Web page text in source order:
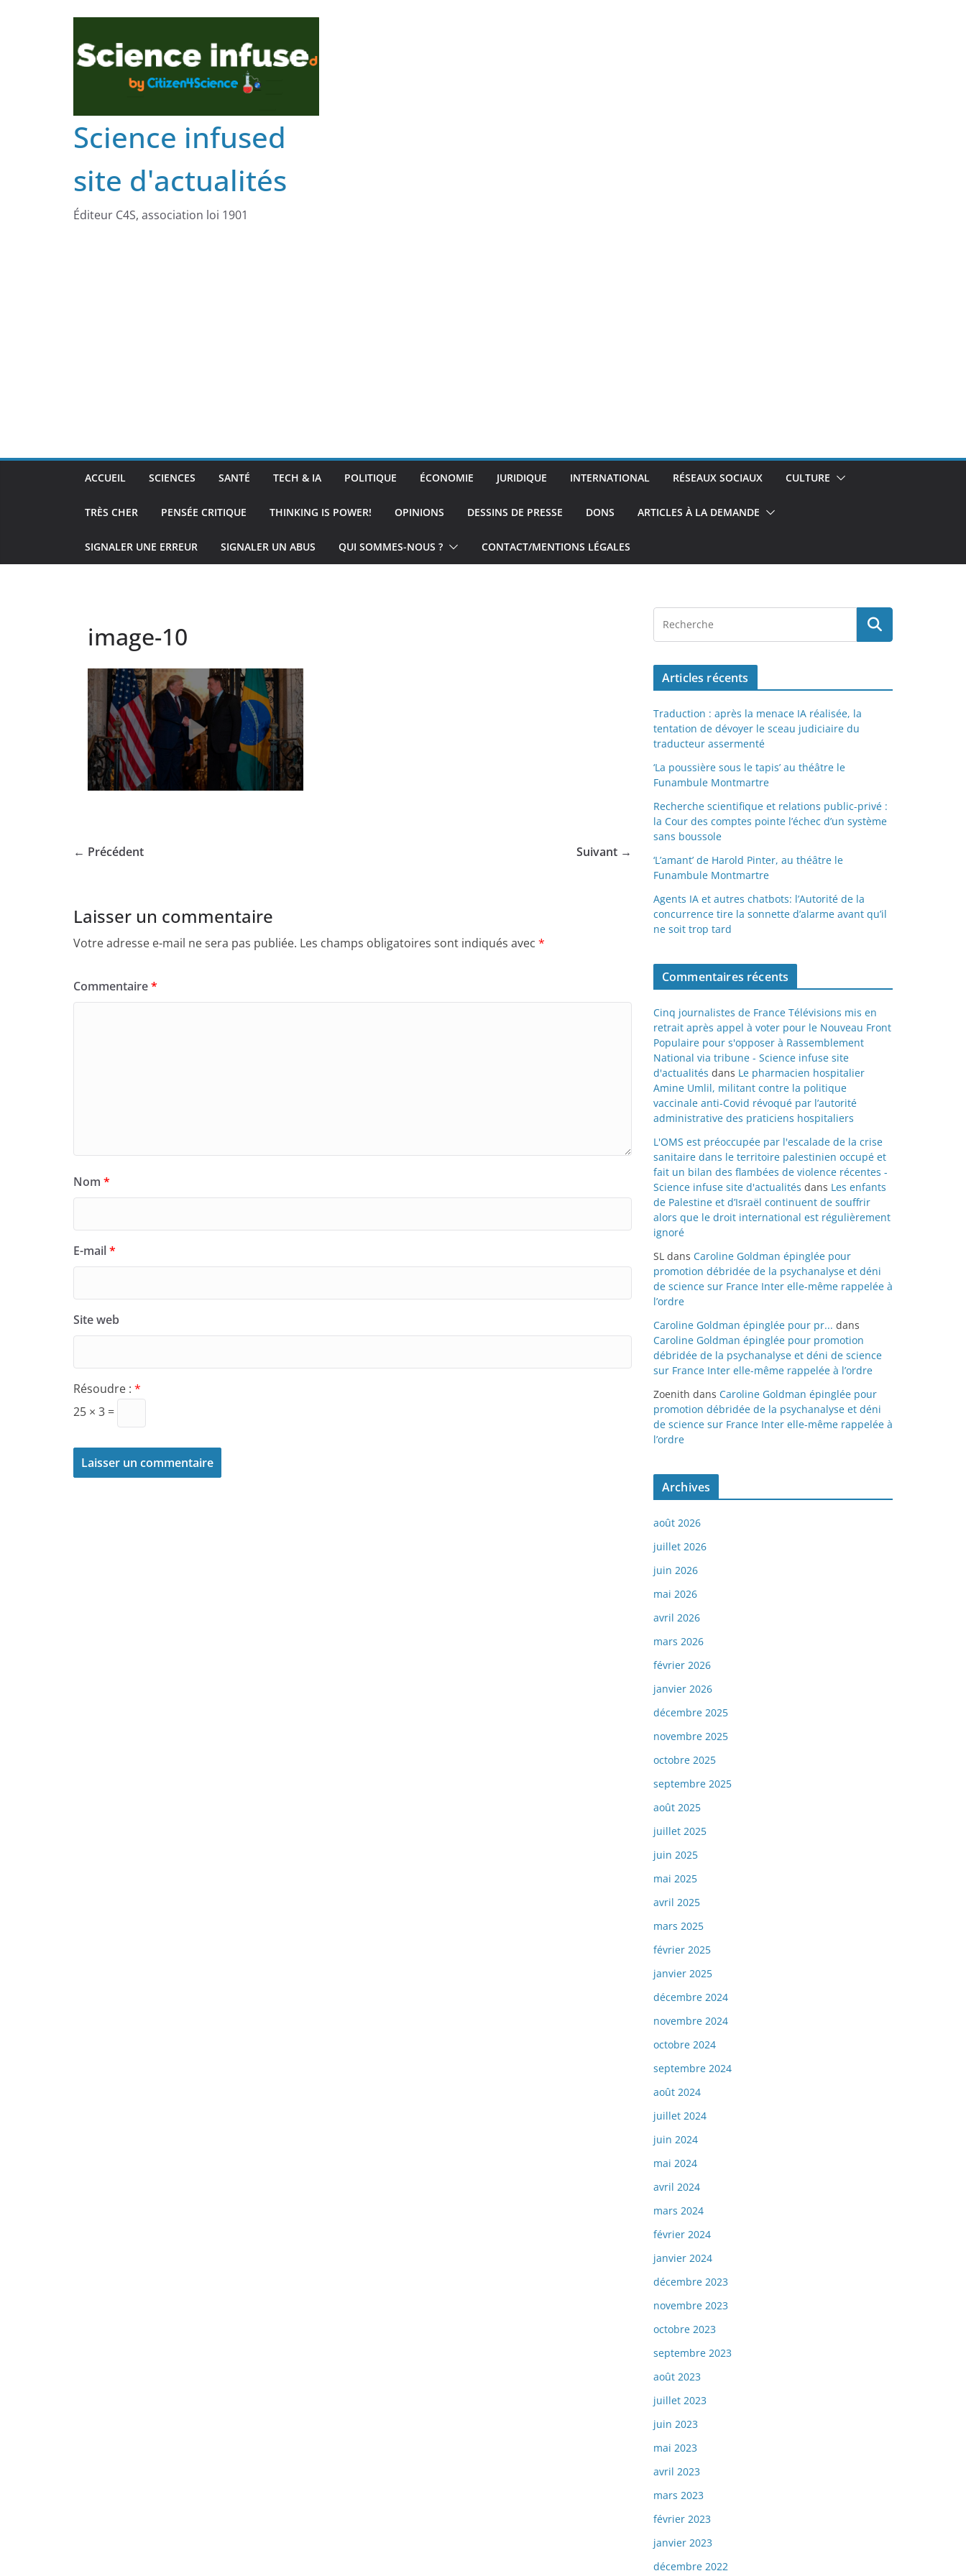
Science infused
site d'actualités
Éditeur C4S, association loi 1901
ACCUEIL SCIENCES SANTÉ TECH & IA POLITIQUE ÉCONOMIE JURIDIQUE INTERNATIONAL RÉSEAUX SOCIAUX CULTURE
TRÈS CHER PENSÉE CRITIQUE THINKING IS POWER! OPINIONS DESSINS DE PRESSE DONS ARTICLES À LA DEMANDE
SIGNALER UNE ERREUR SIGNALER UN ABUS QUI SOMMES-NOUS ? CONTACT/MENTIONS LÉGALES
image-10
← Précédent Suivant →
Laisser un commentaire
Votre adresse e-mail ne sera pas publiée. Les champs obligatoires sont indiqués avec *
Commentaire*
Nom *
E-mail*
Site web
Résoudre : *
25 × 3 =
Articles récents
Traduction : après la menace IA réalisée, la
tentation de dévoyer le sceau judiciaire du
traducteur assermenté
‘La poussière sous le tapis’ au théâtre le
Funambule Montmartre
Recherche scientifique et relations public-privé :
la Cour des comptes pointe l’échec d’un système
sans boussole
‘L’amant’ de Harold Pinter, au théâtre le
Funambule Montmartre
Agents IA et autres chatbots: l’Autorité de la
concurrence tire la sonnette d’alarme avant qu’il
ne soit trop tard
Commentaires récents
Cinq journalistes de France Télévisions mis en
retrait après appel à voter pour le Nouveau Front
Populaire pour s'opposer à Rassemblement
National via tribune - Science infuse site
d'actualités dans Le pharmacien hospitalier
Amine Umlil, militant contre la politique
vaccinale anti-Covid révoqué par l’autorité
administrative des praticiens hospitaliers
L'OMS est préoccupée par l'escalade de la crise
sanitaire dans le territoire palestinien occupé et
fait un bilan des flambées de violence récentes -
Science infuse site d'actualités dans Les enfants
de Palestine et d’Israël continuent de souffrir
alors que le droit international est régulièrement
ignoré
SL dans Caroline Goldman épinglée pour
promotion débridée de la psychanalyse et déni
de science sur France Inter elle-même rappelée à
l’ordre
Caroline Goldman épinglée pour pr... dans
Caroline Goldman épinglée pour promotion
débridée de la psychanalyse et déni de science
sur France Inter elle-même rappelée à l’ordre
Zoenith dans Caroline Goldman épinglée pour
promotion débridée de la psychanalyse et déni
de science sur France Inter elle-même rappelée à
l’ordre
Archives
août 2026
juillet 2026
juin 2026
mai 2026
avril 2026
mars 2026
février 2026
janvier 2026
décembre 2025
novembre 2025
octobre 2025
septembre 2025
août 2025
juillet 2025
juin 2025
mai 2025
avril 2025
mars 2025
février 2025
janvier 2025
décembre 2024
novembre 2024
octobre 2024
septembre 2024
août 2024
juillet 2024
juin 2024
mai 2024
avril 2024
mars 2024
février 2024
janvier 2024
décembre 2023
novembre 2023
octobre 2023
septembre 2023
août 2023
juillet 2023
juin 2023
mai 2023
avril 2023
mars 2023
février 2023
janvier 2023
décembre 2022